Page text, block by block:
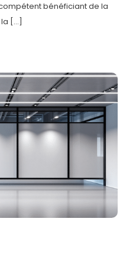
bénéficiant de la
[…]